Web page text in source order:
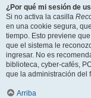
¿Por qué mi sesión de
Si no activa la casilla
en una cookie segura,
tiempo. Esto previene
que el sistema le
ingresar. No es
biblioteca, cyber-cafés,
que la administración del
Arriba